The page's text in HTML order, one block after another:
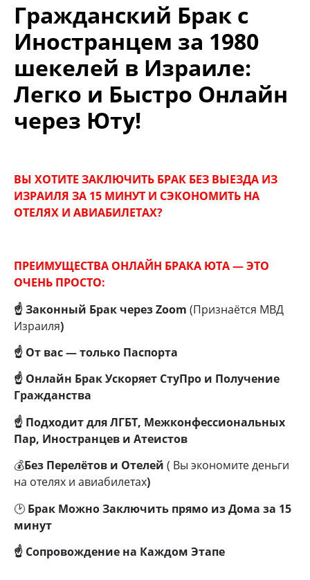
Гражданский Брак с
Иностранцем за 1980
шекелей в Израиле:
Легко и Быстро Онлайн
через Юту!
ВЫ ХОТИТЕ ЗАКЛЮЧИТЬ БРАК БЕЗ ВЫЕЗДА ИЗ
ИЗРАИЛЯ ЗА 15 МИНУТ И СЭКОНОМИТЬ НА
ОТЕЛЯХ И АВИАБИЛЕТАХ?
ПРЕИМУЩЕСТВА ОНЛАЙН БРАКА ЮТА — ЭТО
ОЧЕНЬ ПРОСТО:
☝Законный Брак через Zoom (Признаётся МВД
Израиля)
☝ От вас — только Паспорта
☝ Онлайн Брак Ускоряет СтуПро и Получение
Гражданства
☝ Подходит для ЛГБТ, Межконфессиональных
Пар, Иностранцев и Атеистов
💰Без Перелётов и Отелей ( Вы экономите деньги
на отелях и авиабилетах)
🕑 Брак Можно Заключить прямо из Дома за 15
минут
☝ Сопровождение на Каждом Этапе